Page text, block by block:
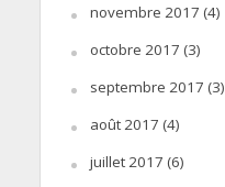
novembre 2017 (4)
octobre 2017 (3)
septembre 2017 (3)
août 2017 (4)
juillet 2017 (6)